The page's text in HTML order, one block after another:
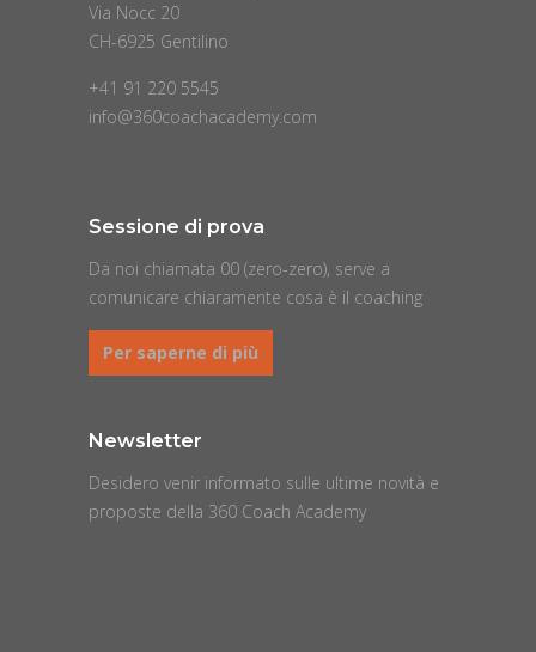
Via Nocc 20
CH-6925 Gentilino
+41 91 220 5545
info@360coachacademy.com
Sessione di prova
Da noi chiamata 00 (zero-zero), serve a
comunicare chiaramente cosa è il coaching
Per saperne di più
Newsletter
Desidero venir informato sulle ultime novità e
proposte della 360 Coach Academy